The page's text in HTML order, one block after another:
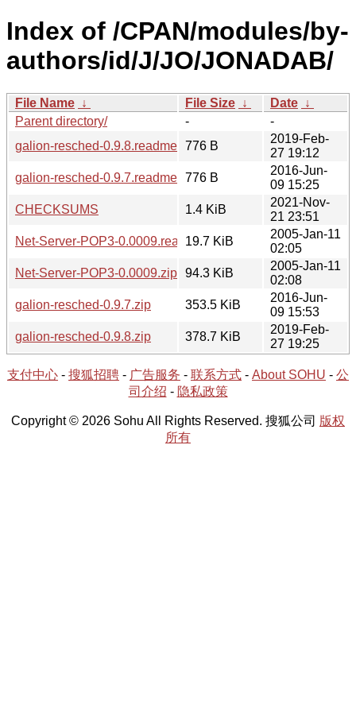
Index of /CPAN/modules/by-
authors/id/J/JO/JONADAB/
File Name ↓ File Size ↓ Date ↓
Parent directory/
-
-
galion-resched-0.9.8.readme 776 B
2019-Feb-
27 19:12
galion-resched-0.9.7.readme 776 B
2016-Jun-
09 15:25
CHECKSUMS
1.4 KiB
2021-Nov-
21 23:51
Net-Server-POP3-0.0009.readme19.7 KiB
2005-Jan-11
02:05
Net-Server-POP3-0.0009.zip 94.3 KiB
2005-Jan-11
02:08
galion-resched-0.9.7.zip
353.5 KiB
2016-Jun-
09 15:53
galion-resched-0.9.8.zip
378.7 KiB
2019-Feb-
27 19:25
支付中心 - 搜狐招聘 - 广告服务 - 联系方式 - About SOHU - 公
司介绍 - 隐私政策
Copyright © 2026 Sohu All Rights Reserved. 搜狐公司 版权
所有